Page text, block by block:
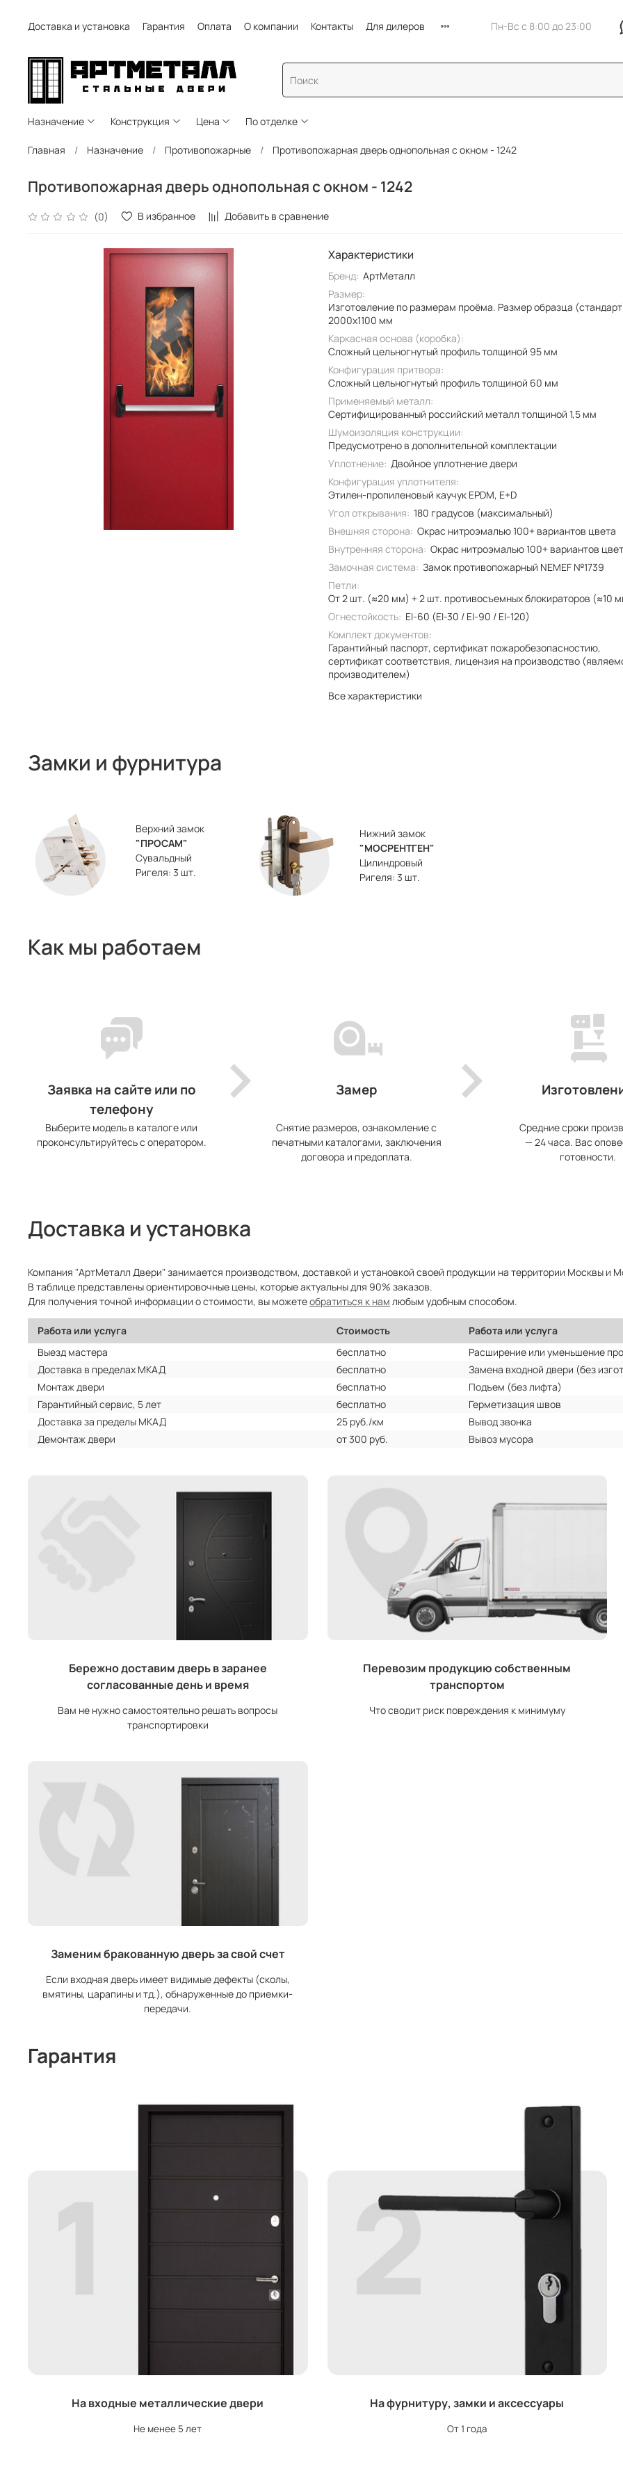
Доставка и установка Гарантия Оплата О компании Контакты Для дилеров Пн-Вс с 8:00 до 23:00
Назначение Конструкция Цена По отделке
Главная Назначение Противопожарные Противопожарная дверь однопольная с окном - 1242
Противопожарная дверь однопольная с окном - 1242
(0) В избранное Добавить в сравнение
Характеристики
Бренд: АртМеталл
Размер:
Изготовление по размерам проёма. Размер образца
2000x1100 мм
Каркасная основа (коробка):
Сложный цельногнутый профиль толщиной 95 мм
Конфигурация притвора:
Сложный цельногнутый профиль толщиной 60 мм
Применяемый металл:
Сертифицированный российский металл толщиной 1,5 мм
Шумоизоляция конструкции:
Предусмотрено в дополнительной комплектации
Уплотнение: Двойное уплотнение двери
Конфигурация уплотнителя:
Этилен-пропиленовый каучук EPDM, E+D
Угол открывания: 180 градусов (максимальный)
Внешняя сторона: Окрас нитроэмалью 100+ вариантов цвета
Внутренняя сторона: Окрас нитроэмалью 100+ вариантов
Замочная система: Замок противопожарный NEMEF №1739
Петли:
От 2 шт. (≈20 мм) + 2 шт. противосъемных блокираторов (≈10
Огнестойкость: EI-60 (EI-30 / EI-90 / EI-120)
Комплект документов:
Гарантийный паспорт, сертификат пожаробезопасностию,
сертификат соответствия, лицензия на производство
производителем)
Все характеристики
Замки и фурнитура
Верхний замок
"ПРОСАМ"
Сувальдный
Ригеля: 3 шт.
Нижний замок
"МОСРЕНТГЕН"
Цилиндровый
Ригеля: 3 шт.
Как мы работаем
Заявка на сайте или по
телефону
Замер
Выберите модель в каталоге или
проконсультируйтесь с оператором.
Снятие размеров, ознакомление с
печатными каталогами, заключения
договора и предоплата.
Средние сроки
— 24 часа. Вас
готовности.
Доставка и установка
Компания "АртМеталл Двери" занимается производством, доставкой и установкой своей продукции на территории Москвы и
В таблице представлены ориентировочные цены, которые актуальны для 90% заказов.
Для получения точной информации о стоимости, вы можетеобратиться к нам любым удобным способом.
Работа или услуга Стоимость
Работа или услуга
Выезд мастера
бесплатно
Расширение или уменьшение
Доставка в пределах МКАД
бесплатно
Замена входной двери (без
Монтаж двери
бесплатно
Подъем (без лифта)
Гарантийный сервис, 5 лет
бесплатно
Герметизация швов
Доставка за пределы МКАД
25 руб./км
Вывод звонка
Демонтаж двери
от 300 руб. Вывоз мусора
Бережно доставим дверь в заранее
согласованные день и время
Вам не нужно самостоятельно решать вопросы
транспортировки
Перевозим продукцию собственным
транспортом
Что сводит риск повреждения к минимуму
Заменим бракованную дверь за свой счет
Если входная дверь имеет видимые дефекты (сколы,
вмятины, царапины и тд.), обнаруженные до приемки-
передачи.
Гарантия
На входные металлические двери
Не менее 5 лет
На фурнитуру, замки и аксессуары
От 1 года